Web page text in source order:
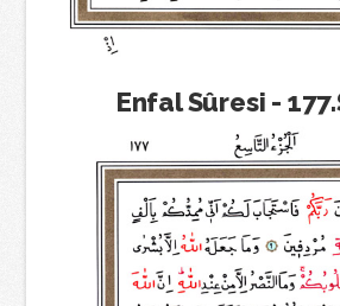
Enfal Sûresi -